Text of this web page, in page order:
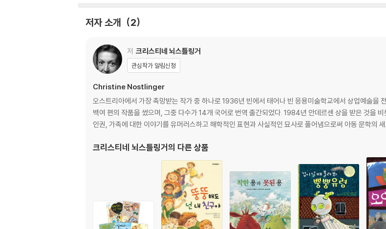
저자 소개 2
저 크리스티네 뇌스틀링거
관심작가 알림신청
Christine Nostlinger
오스트리아에서 가장 촉망받는 작가 중 하나로 1936년 빈에서 태어나 빈 응용미술학교에서 상업예술을
백여 편의 작품을 썼으며, 그중 다수가 14개 국어로 번역 출간되었다. 1984년 안데르센 상을 받은 것을
인권, 가족에 대한 이야기를 유머러스하고 해학적인 표현과 사실적인 묘사로 풀어냄으로써 아동 문학의
크리스티네 뇌스틀링거의 다른 상품